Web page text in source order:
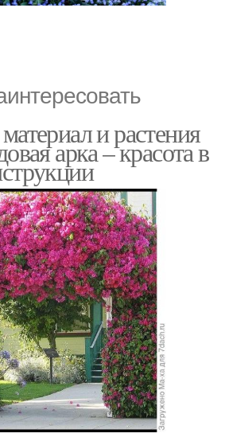
и растения
арка – красота в